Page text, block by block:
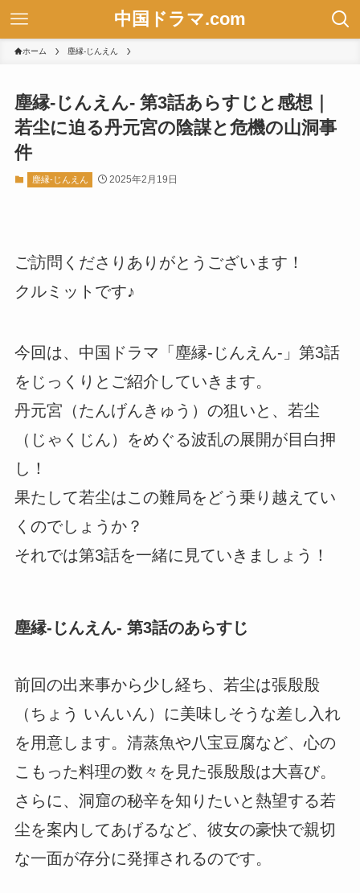
中国ドラマ.com
ホーム 塵縁-じんえん
塵縁-じんえん- 第3話あらすじと感想｜
若尘に迫る丹元宮の陰謀と危機の山洞事
件
塵縁-じんえん 2025年2月19日
ご訪問くださりありがとうございます！
クルミットです♪
今回は、中国ドラマ「塵縁-じんえん-」第3話
をじっくりとご紹介していきます。
丹元宮（たんげんきゅう）の狙いと、若尘
（じゃくじん）をめぐる波乱の展開が目白押
し！
果たして若尘はこの難局をどう乗り越えてい
くのでしょうか？
それでは第3話を一緒に見ていきましょう！
塵縁-じんえん- 第3話のあらすじ
前回の出来事から少し経ち、若尘は張殷殷
（ちょう いんいん）に美味しそうな差し入れ
を用意します。清蒸魚や八宝豆腐など、心の
こもった料理の数々を見た張殷殷は大喜び。
さらに、洞窟の秘辛を知りたいと熱望する若
尘を案内してあげるなど、彼女の豪快で親切
な一面が存分に発揮されるのです。